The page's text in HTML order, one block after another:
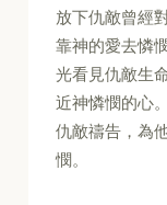
放下仇敵曾經
靠神的愛去憐
光看見仇敵生
近神憐憫的心
仇敵禱告，為
憫。